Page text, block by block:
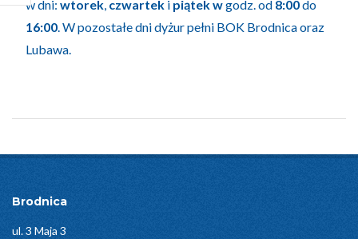
w dni: wtorek, czwarteki piątek wgodz. od 8:00do
16:00. W pozostałe dni dyżur pełni BOK Brodnica oraz
Lubawa.
06-
Brodnica
ul. 3 Maja 3